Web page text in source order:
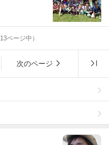
13ページ中）
次のページ